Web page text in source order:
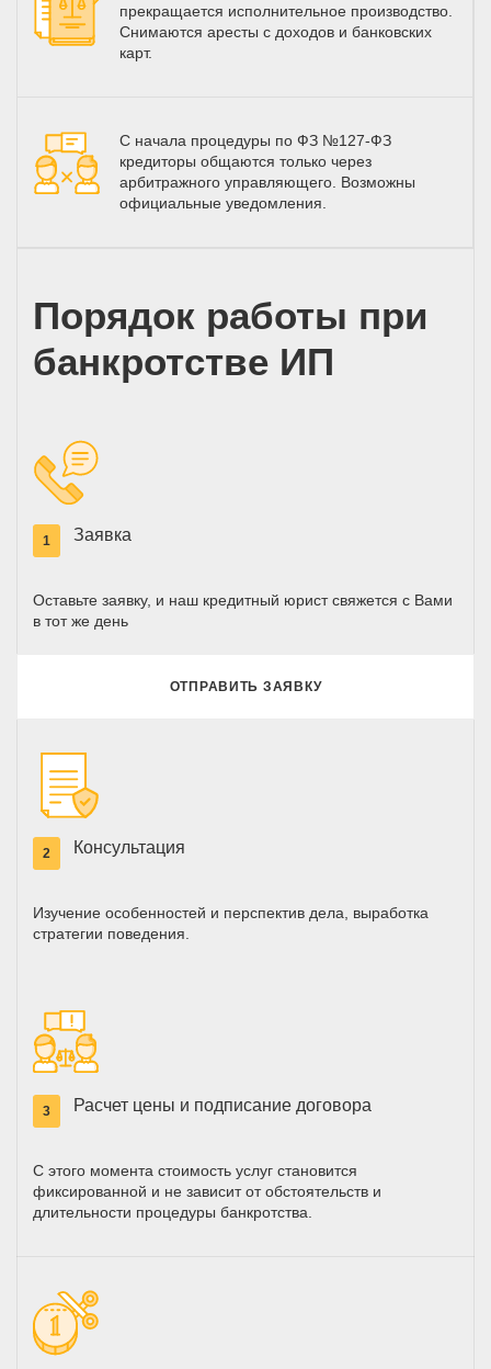
прекращается исполнительное производство.
Снимаются аресты с доходов и банковских
карт.
С начала процедуры по ФЗ №127-ФЗ
кредиторы общаются только через
арбитражного управляющего. Возможны
официальные уведомления.
Порядок работы при
банкротстве ИП
1 Заявка
Оставьте заявку, и наш кредитный юрист свяжется с Вами
в тот же день
ОТПРАВИТЬ ЗАЯВКУ
2 Консультация
Изучение особенностей и перспектив дела, выработка
стратегии поведения.
3 Расчет цены и подписание договора
С этого момента стоимость услуг становится
фиксированной и не зависит от обстоятельств и
длительности процедуры банкротства.